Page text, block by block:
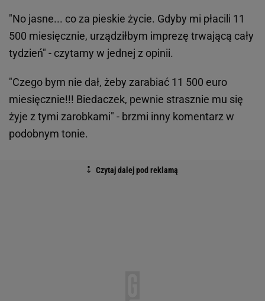
"No jasne... co za pieskie życie. Gdyby mi płacili 11
500 miesięcznie, urządziłbym imprezę trwającą cały
tydzień" - czytamy w jednej z opinii.
"Czego bym nie dał, żeby zarabiać 11 500 euro
miesięcznie!!! Biedaczek, pewnie strasznie mu się
żyje z tymi zarobkami" - brzmi inny komentarz w
podobnym tonie.